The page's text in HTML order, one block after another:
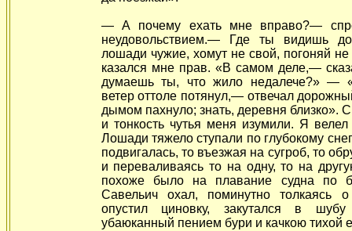
— А почему ехать мне вправо?—
неудовольствием.— Где ты видишь
лошади чужие, хомут не свой, погоняй
казался мне прав. «В самом деле,—
думаешь ты, что жило недалече?» —
ветер оттоле потянул,— отвечал
дымом пахнуло; знать, деревня близко».
и тонкость чутья меня изумили. Я
Лошади тяжело ступали по глубокому
подвигалась, то въезжая на сугроб, то
и переваливаясь то на одну, то на
похоже было на плавание судна по
Савельич охал, поминутно
опустил циновку, закутался в
убаюканный пением бури и качкою тихой